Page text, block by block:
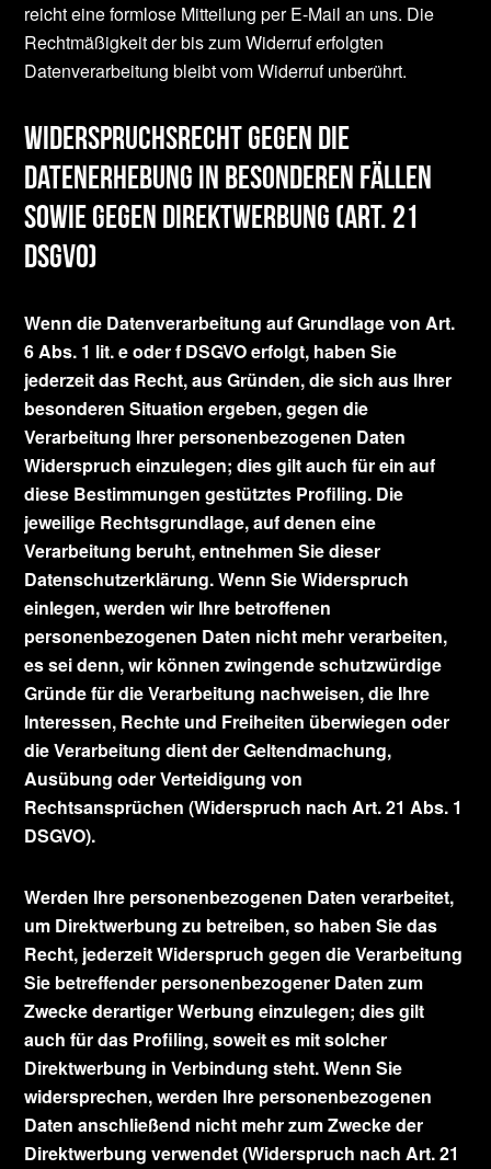
reicht eine formlose Mitteilung per E-Mail an uns. Die
Rechtmäßigkeit der bis zum Widerruf erfolgten
Datenverarbeitung bleibt vom Widerruf unberührt.
Widerspruchsrecht gegen die
Datenerhebung in besonderen Fällen
sowie gegen Direktwerbung (Art. 21
DSGVO)
Wenn die Datenverarbeitung auf Grundlage von Art.
6 Abs. 1 lit. e oder f DSGVO erfolgt, haben Sie
jederzeit das Recht, aus Gründen, die sich aus Ihrer
besonderen Situation ergeben, gegen die
Verarbeitung Ihrer personenbezogenen Daten
Widerspruch einzulegen; dies gilt auch für ein auf
diese Bestimmungen gestütztes Profiling. Die
jeweilige Rechtsgrundlage, auf denen eine
Verarbeitung beruht, entnehmen Sie dieser
Datenschutzerklärung. Wenn Sie Widerspruch
einlegen, werden wir Ihre betroffenen
personenbezogenen Daten nicht mehr verarbeiten,
es sei denn, wir können zwingende schutzwürdige
Gründe für die Verarbeitung nachweisen, die Ihre
Interessen, Rechte und Freiheiten überwiegen oder
die Verarbeitung dient der Geltendmachung,
Ausübung oder Verteidigung von
Rechtsansprüchen (Widerspruch nach Art. 21 Abs. 1
DSGVO).
Werden Ihre personenbezogenen Daten verarbeitet,
um Direktwerbung zu betreiben, so haben Sie das
Recht, jederzeit Widerspruch gegen die Verarbeitung
Sie betreffender personenbezogener Daten zum
Zwecke derartiger Werbung einzulegen; dies gilt
auch für das Profiling, soweit es mit solcher
Direktwerbung in Verbindung steht. Wenn Sie
widersprechen, werden Ihre personenbezogenen
Daten anschließend nicht mehr zum Zwecke der
Direktwerbung verwendet (Widerspruch nach Art. 21